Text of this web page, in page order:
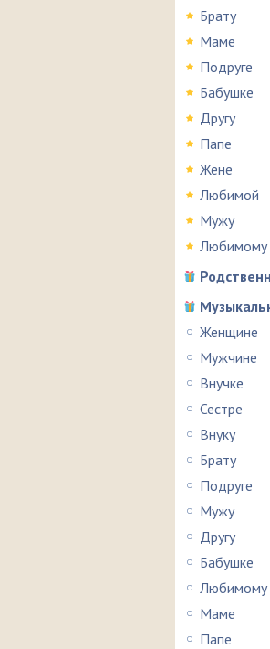
Брату
Маме
Подруге
Бабушке
Другу
Папе
Жене
Любимой
Мужу
Любимому
Женщине
Мужчине
Внучке
Сестре
Внуку
Брату
Подруге
Мужу
Другу
Бабушке
Любимому
Маме
Папе